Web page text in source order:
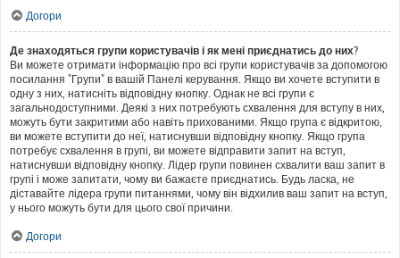
Догори
Де знаходяться групи користувачів і як мені приєднатись до них?
Ви можете отримати інформацію про всі групи користувачів за допомогою
посилання "Групи" в вашій Панелі керування. Якщо ви хочете вступити в
одну з них, натисніть відповідну кнопку. Однак не всі групи є
загальнодоступними. Деякі з них потребують схвалення для вступу в них,
можуть бути закритими або навіть прихованими. Якщо група є відкритою,
ви можете вступити до неї, натиснувши відповідну кнопку. Якщо група
потребує схвалення в групі, ви можете відправити запит на вступ,
натиснувши відповідну кнопку. Лідер групи повинен схвалити ваш запит в
групі і може запитати, чому ви бажаєте приєднатись. Будь ласка, не
діставайте лідера групи питаннями, чому він відхилив ваш запит на вступ,
у нього можуть бути для цього свої причини.
Догори